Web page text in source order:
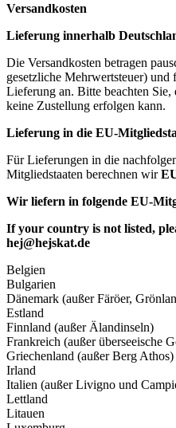
Versandkosten
Lieferung innerhalb
Die Versandkosten betragen
gesetzliche Mehrwertsteuer)
Lieferung an. Bitte beachten Sie,
keine Zustellung erfolgen kann.
Lieferung in die EU-
Für Lieferungen in die
Mitgliedstaaten berechnen wir
Wir liefern in folgende EU-
If your country is not listed,
hej@hejskat.de
Belgien
Bulgarien
Dänemark (außer Färöer,
Estland
Finnland (außer Älandinseln)
Frankreich (außer überseeische
Griechenland (außer Berg Athos)
Irland
Italien (außer Livigno und
Lettland
Litauen